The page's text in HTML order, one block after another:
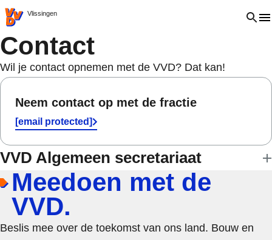
VVD.nl - Ga naar de homepage
Vlissingen Open
Contact
Wil je contact opnemen met de VVD? Dat kan!
Neem contact op met de fractie
[email protected]
VVD Algemeen secretariaat
Meedoen met de
VVD.
Beslis mee over de toekomst van ons land. Bouw en